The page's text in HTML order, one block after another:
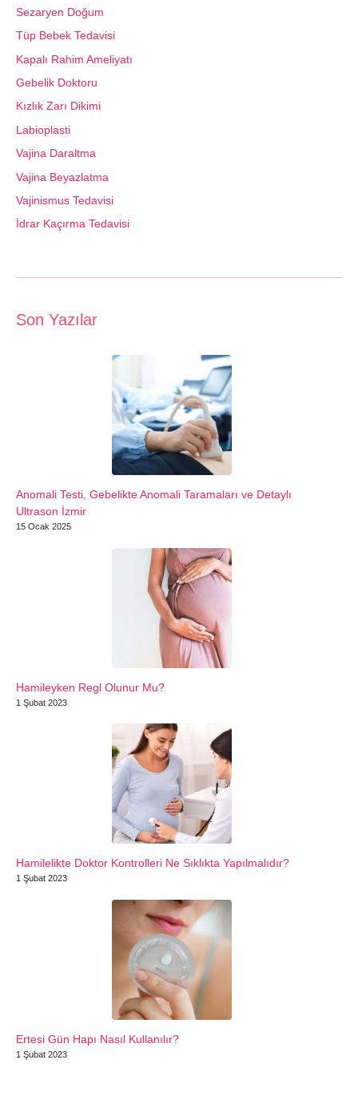
Sezaryen Doğum
Tüp Bebek Tedavisi
Kapalı Rahim Ameliyatı
Gebelik Doktoru
Kızlık Zarı Dikimi
Labioplasti
Vajina Daraltma
Vajina Beyazlatma
Vajinismus Tedavisi
İdrar Kaçırma Tedavisi
Son Yazılar
Anomali Testi, Gebelikte Anomali Taramaları ve Detaylı
Ultrason İzmir
15 Ocak 2025
Hamileyken Regl Olunur Mu?
1 Şubat 2023
Hamilelikte Doktor Kontrolleri Ne Sıklıkta Yapılmalıdır?
1 Şubat 2023
Ertesi Gün Hapı Nasıl Kullanılır?
1 Şubat 2023